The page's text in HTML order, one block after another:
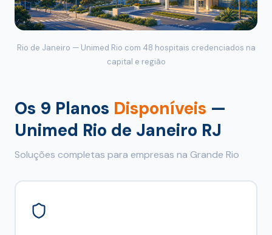
Rio de Janeiro — Unimed Rio com 48 hospitais credenciados na
capital e região
Os 9 Planos Disponíveis —
Unimed Rio de Janeiro RJ
Soluções completas para empresas na Grande Rio